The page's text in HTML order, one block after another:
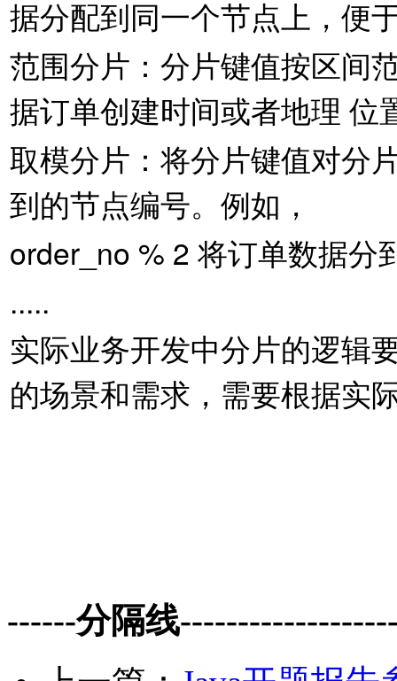
据分配到同⼀个节点上，便
范围分⽚：分⽚键值按区间
据订单创建时间或者地理 位
取模分⽚：将分⽚键值对分
到的节点编号。例如，
order_no % 2 将订单数据分
.....
实际业务开发中分⽚的逻辑
的场景和需求，需要根据实
------分隔线